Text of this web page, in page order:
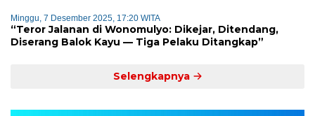
Minggu, 7 Desember 2025, 17:20 WITA
“Teror Jalanan di Wonomulyo: Dikejar, Ditendang,
Diserang Balok Kayu — Tiga Pelaku Ditangkap”
Selengkapnya